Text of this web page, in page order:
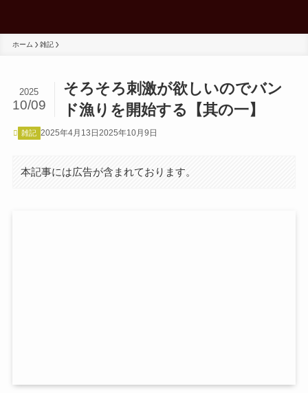
ホーム 雑記
そろそろ刺激が欲しいのでバン
ド漁りを開始する【其の一】
2025
10/09
雑記 2025年4月13日 2025年10月9日
本記事には広告が含まれております。